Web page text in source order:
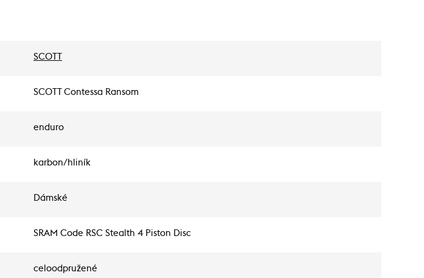
SCOTT
SCOTT Contessa Ransom
enduro
karbon/hliník
Dámské
SRAM Code RSC Stealth 4 Piston Disc
celoodpružené